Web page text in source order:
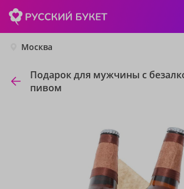
Москва
Подарок для мужчины с
пивом